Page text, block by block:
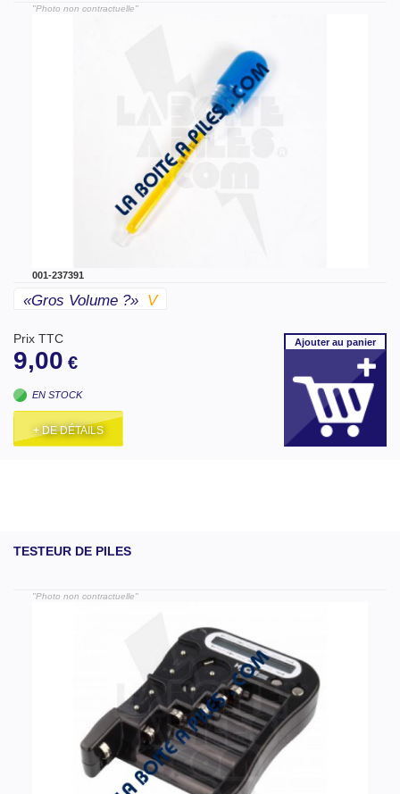
"Photo non contractuelle"
001-237391
«gros Volume ?» V
Prix TTC
9,00 €
EN STOCK
+ DE DÉTAILS
Ajouterau panier
TESTEUR DE PILES
"Photo non contractuelle"